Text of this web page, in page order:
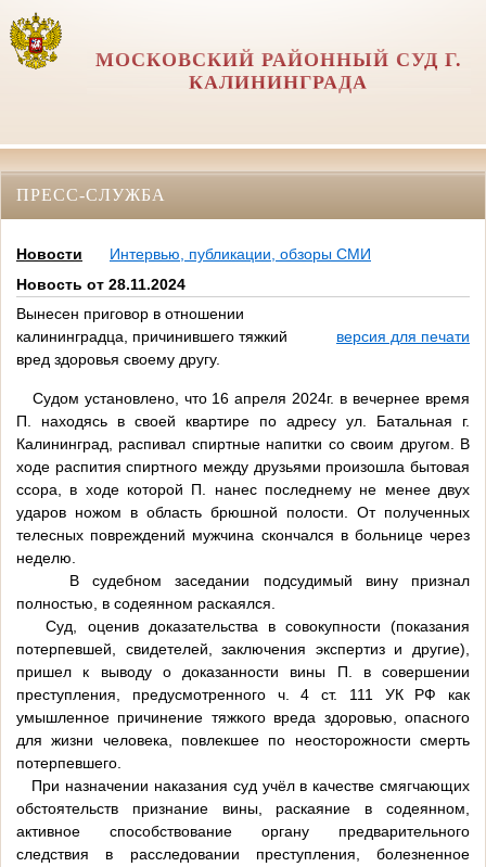
МОСКОВСКИЙ РАЙОННЫЙ СУД Г.
КАЛИНИНГРАДА
ПРЕСС-СЛУЖБА
Новости
Интервью, публикации, обзоры СМИ
Новость от 28.11.2024
Вынесен приговор в отношении
калининградца, причинившего тяжкий
вред здоровья своему другу.
версия для печати
Судом установлено, что 16 апреля 2024г. в вечернее время
П. находясь в своей квартире по адресу ул. Батальная г.
Калининград, распивал спиртные напитки со своим другом. В
ходе распития спиртного между друзьями произошла бытовая
ссора, в ходе которой П. нанес последнему не менее двух
ударов ножом в область брюшной полости. От полученных
телесных повреждений мужчина скончался в больнице через
неделю.
В судебном заседании подсудимый вину признал
полностью, в содеянном раскаялся.
Суд, оценив доказательства в совокупности (показания
потерпевшей, свидетелей, заключения экспертиз и другие),
пришел к выводу о доказанности вины П. в совершении
преступления, предусмотренного ч. 4 ст. 111 УК РФ как
умышленное причинение тяжкого вреда здоровью, опасного
для жизни человека, повлекшее по неосторожности смерть
потерпевшего.
При назначении наказания суд учёл в качестве смягчающих
обстоятельств признание вины, раскаяние в содеянном,
активное способствование органу предварительного
следствия в расследовании преступления, болезненное